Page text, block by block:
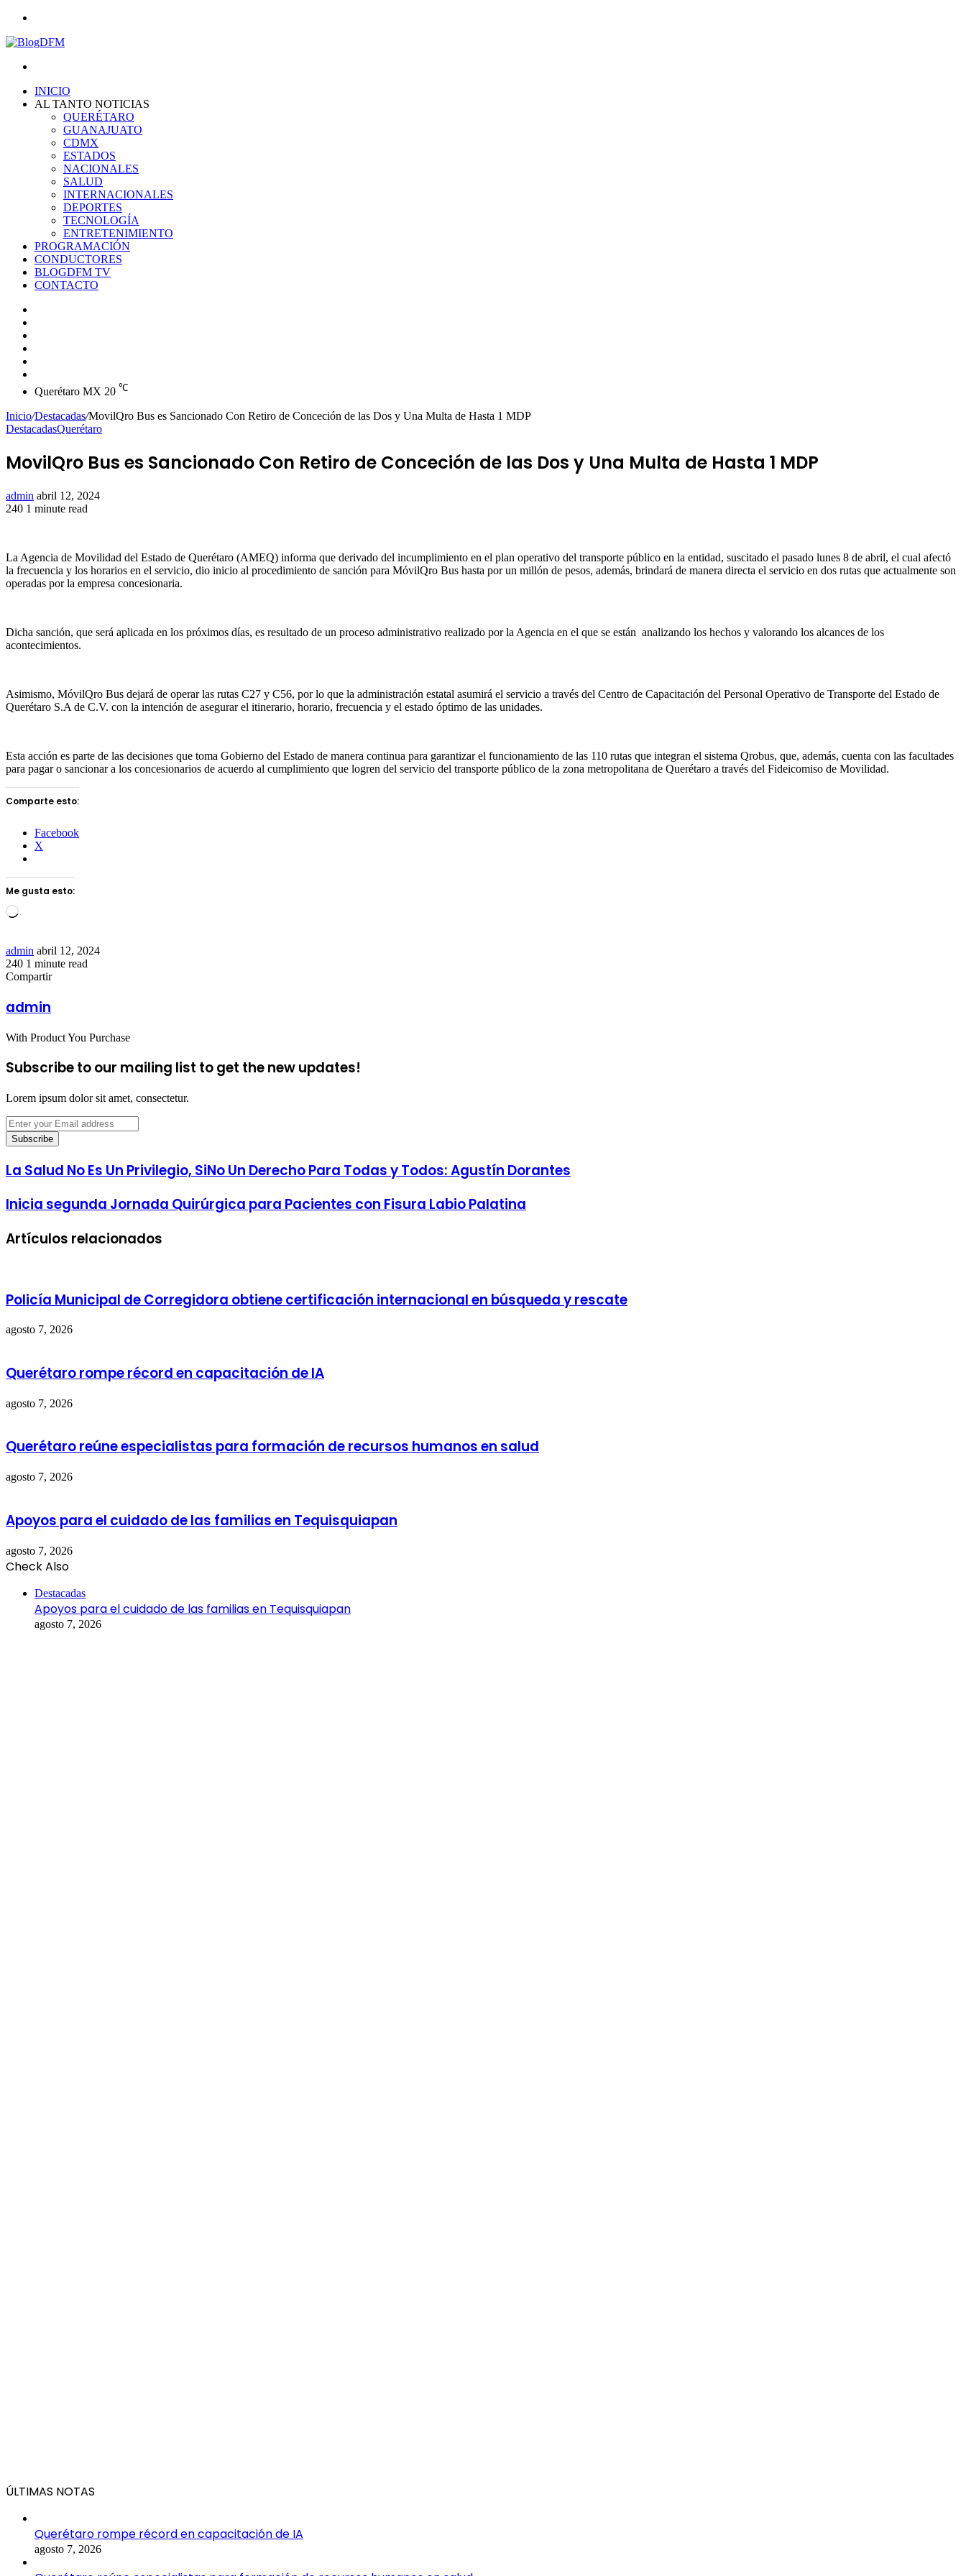
INICIO
AL TANTO NOTICIAS
QUERÉTARO
GUANAJUATO
CDMX
ESTADOS
NACIONALES
SALUD
INTERNACIONALES
DEPORTES
TECNOLOGÍA
ENTRETENIMIENTO
PROGRAMACIÓN
CONDUCTORES
BLOGDFM TV
CONTACTO
Querétaro MX 20 ℃
Inicio/Destacadas/MovilQro Bus es Sancionado Con Retiro de Conceción de las Dos y Una Multa de Hasta 1 MDP
DestacadasQuerétaro
MovilQro Bus es Sancionado Con Retiro de Conceción de las Dos y Una Multa de Hasta 1 MDP
admin Send
an
abril 12, 2024
240 1 minute read
La Agencia de Movilidad del Estado de Querétaro (AMEQ) informa que derivado del incumplimiento en el plan operativo del transporte público en la entidad, suscitado el pasado lunes 8 de abril, el cual afectó
la frecuencia y los horarios en el servicio, dio inicio al procedimiento de sanción para MóvilQro Bus hasta por un millón de pesos, además, brindará de manera directa el servicio en dos rutas que actualmente son
operadas por la empresa concesionaria.
Dicha sanción, que será aplicada en los próximos días, es resultado de un proceso administrativo realizado por la Agencia en el que se están analizando los hechos y valorando los alcances de los
acontecimientos.
Asimismo, MóvilQro Bus dejará de operar las rutas C27 y C56, por lo que la administración estatal asumirá el servicio a través del Centro de Capacitación del Personal Operativo de Transporte del Estado de
Querétaro S.A de C.V. con la intención de asegurar el itinerario, horario, frecuencia y el estado óptimo de las unidades.
Esta acción es parte de las decisiones que toma Gobierno del Estado de manera continua para garantizar el funcionamiento de las 110 rutas que integran el sistema Qrobus, que, además, cuenta con las facultades
para pagar o sancionar a los concesionarios de acuerdo al cumplimiento que logren del servicio del transporte público de la zona metropolitana de Querétaro a través del Fideicomiso de Movilidad.
Comparte esto:
Facebook
X
Me gusta esto:
Loading…
admin Send
an
email
abril 12, 2024
240 1 minute read
Facebook
Twitter
LinkedIn
Tumblr
Pinterest
Reddit
VKontakte
Odnoklassniki
Pocket
Compartir
via
Email
admin
With Product You Purchase
Subscribe to our mailing list to get the new updates!
Lorem ipsum dolor sit amet, consectetur.
Enter
your
Email
La Salud No Es Un Privilegio, SiNo Un Derecho Para Todas y Todos: Agustín Dorantes
Inicia segunda Jornada Quirúrgica para Pacientes con Fisura Labio Palatina
Artículos relacionados
Policía Municipal de Corregidora obtiene certificación internacional en búsqueda y rescate
agosto 7, 2026
Querétaro rompe récord en capacitación de IA
agosto 7, 2026
Querétaro reúne especialistas para formación de recursos humanos en salud
agosto 7, 2026
Apoyos para el cuidado de las familias en Tequisquiapan
agosto 7, 2026
Check Also
Destacadas
Apoyos para el cuidado de las familias en Tequisquiapan
agosto 7, 2026
ÚLTIMAS NOTAS
Querétaro rompe récord en capacitación de IA
agosto 7, 2026